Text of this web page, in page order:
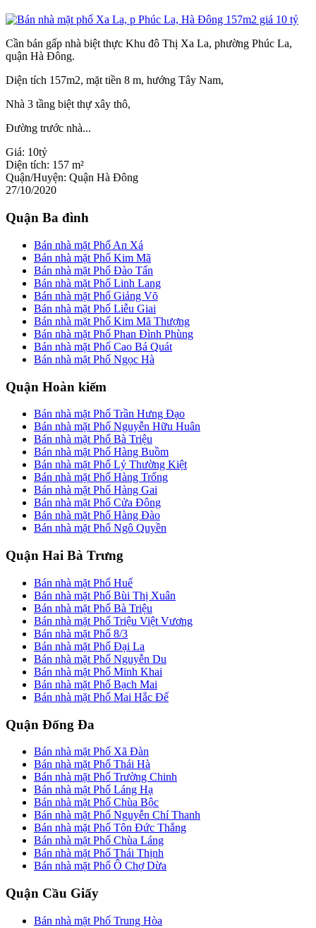
Cần bán gấp nhà biệt thực Khu đô Thị Xa La, phường Phúc La,
quận Hà Đông.
Diện tích 157m2, mặt tiền 8 m, hướng Tây Nam,
Nhà 3 tầng biệt thự xây thô,
Đường trước nhà...
Giá: 10tỷ
Diện tích: 157 m²
Quận/Huyện: Quận Hà Đông
27/10/2020
Quận Ba đình
Bán nhà mặt Phố An Xá
Bán nhà mặt Phố Kim Mã
Bán nhà mặt Phố Đào Tấn
Bán nhà mặt Phố Linh Lang
Bán nhà mặt Phố Giảng Võ
Bán nhà mặt Phố Liễu Giai
Bán nhà mặt Phố Kim Mã Thượng
Bán nhà mặt Phố Phan Đình Phùng
Bán nhà mặt Phố Cao Bá Quát
Bán nhà mặt Phố Ngọc Hà
Quận Hoàn kiếm
Bán nhà mặt Phố Trần Hưng Đạo
Bán nhà mặt Phố Nguyễn Hữu Huân
Bán nhà mặt Phố Bà Triệu
Bán nhà mặt Phố Hàng Buồm
Bán nhà mặt Phố Lý Thường Kiệt
Bán nhà mặt Phố Hàng Trống
Bán nhà mặt Phố Hàng Gai
Bán nhà mặt Phố Cửa Đông
Bán nhà mặt Phố Hàng Đào
Bán nhà mặt Phố Ngô Quyền
Quận Hai Bà Trưng
Bán nhà mặt Phố Huế
Bán nhà mặt Phố Bùi Thị Xuân
Bán nhà mặt Phố Bà Triệu
Bán nhà mặt Phố Triệu Việt Vương
Bán nhà mặt Phố 8/3
Bán nhà mặt Phố Đại La
Bán nhà mặt Phố Nguyễn Du
Bán nhà mặt Phố Minh Khai
Bán nhà mặt Phố Bạch Mai
Bán nhà mặt Phố Mai Hắc Đế
Quận Đống Đa
Bán nhà mặt Phố Xã Đàn
Bán nhà mặt Phố Thái Hà
Bán nhà mặt Phố Trường Chinh
Bán nhà mặt Phố Láng Hạ
Bán nhà mặt Phố Chùa Bộc
Bán nhà mặt Phố Nguyễn Chí Thanh
Bán nhà mặt Phố Tôn Đức Thắng
Bán nhà mặt Phố Chùa Láng
Bán nhà mặt Phố Thái Thịnh
Bán nhà mặt Phố Ô Chợ Dừa
Quận Cầu Giấy
Bán nhà mặt Phố Trung Hòa